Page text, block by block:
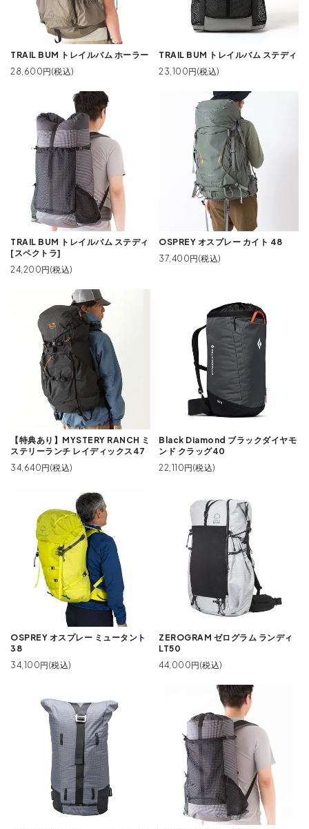
TRAIL BUM トレイルバム ホーラー
28,600円(税込)
TRAIL BUM トレイルバム ステディ
23,100円(税込)
TRAIL BUM トレイルバム ステディ
[スペクトラ]
24,200円(税込)
OSPREY オスプレー カイト 48
37,400円(税込)
【特典あり】MYSTERY RANCH ミ
ステリーランチ レイディックス47
34,640円(税込)
Black Diamond ブラックダイヤモ
ンド クラッグ40
22,110円(税込)
OSPREY オスプレー ミュータント
38
34,100円(税込)
ZEROGRAM ゼログラム ランディ
LT50
44,000円(税込)